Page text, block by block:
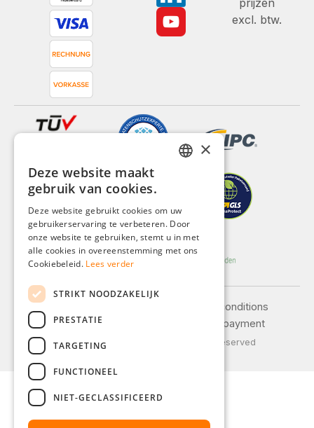
excl. btw.
General terms and conditions
Privacy policy
Shipping and payment
© 2026 Weidinger GmbH, All Rights Reserved
FRENCH
ITALIAN
×
Deze website maakt
gebruik van cookies.
Deze website gebruikt cookies om uw
gebruikerservaring te verbeteren. Door
onze website te gebruiken, stemt u in met
alle cookies in overeenstemming met ons
Cookiebeleid. Lees verder
STRIKT NOODZAKELIJK
PRESTATIE
TARGETING
FUNCTIONEEL
NIET-GECLASSIFICEERD